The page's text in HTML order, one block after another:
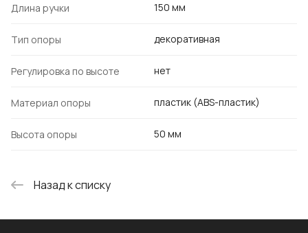
Длина ручки 150 мм
Тип опоры декоративная
Регулировка по высоте нет
Материал опоры пластик (ABS-пластик)
Высота опоры 50 мм
Назад к списку